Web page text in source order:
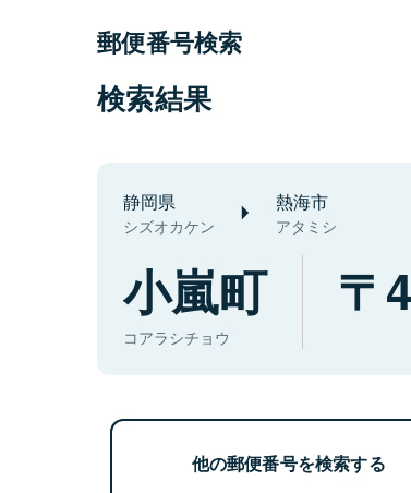
郵便番号検索
検索結果
静岡県
シズオカケン
熱海市
アタミシ
小嵐町
コアラシチョウ
他の郵便番号を検索する